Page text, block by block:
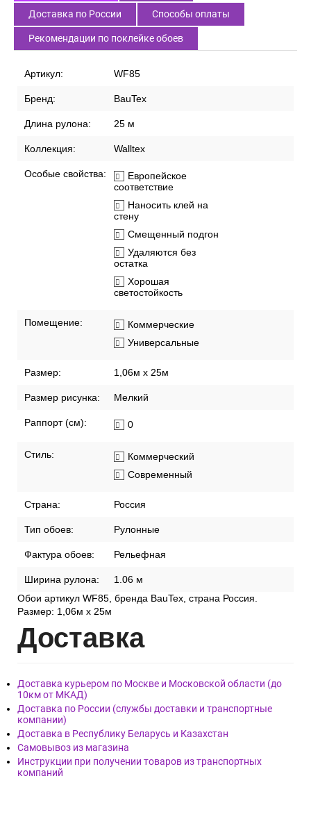
Доставка по России Способы оплаты
Рекомендации по поклейке обоев
Артикул: WF85
Бренд: BauTex
Длина рулона: 25 м
Коллекция: Walltex
Особые свойства:
Европейское
соответствие
Наносить клей на
стену
Смещенный подгон
Удаляются без
остатка
Хорошая
светостойкость
Помещение:
Коммерческие
Универсальные
Размер: 1,06м х 25м
Размер рисунка: Мелкий
Раппорт (см): 0
Стиль:
Коммерческий
Современный
Страна: Россия
Тип обоев: Рулонные
Фактура обоев: Рельефная
Ширина рулона:
1.06 м
Обои артикул WF85, бренда BauTex, страна Россия.
Размер: 1,06м х 25м
Доставка
Доставка курьером по Москве и Московской области (до
10км от МКАД)
Доставка по России (службы доставки и транспортные
компании)
Доставка в Республику Беларусь и Казахстан
Самовывоз из магазина
Инструкции при получении товаров из транспортных
компаний